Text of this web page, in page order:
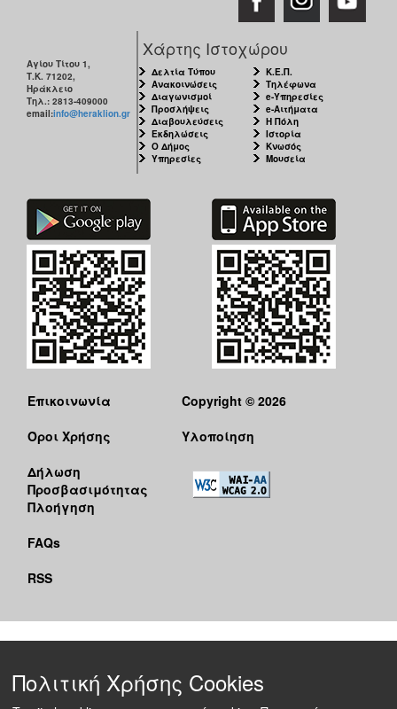
Αγίου Τίτου 1,
Τ.Κ. 71202,
Ηράκλειο
Τηλ.: 2813-409000
email:info@heraklion.gr
Χάρτης Ιστοχώρου
Δελτία Τύπου
Ανακοινώσεις
Διαγωνισμοί
Προσλήψεις
Διαβουλεύσεις
Εκδηλώσεις
Ο Δήμος
Υπηρεσίες
Κ.Ε.Π.
Τηλέφωνα
e-Υπηρεσίες
e-Αιτήματα
Η Πόλη
Ιστορία
Κνωσός
Μουσεία
Επικοινωνία
Όροι Χρήσης
Δήλωση
Προσβασιμότητας
Πλοήγηση
FAQs
RSS
Copyright © 2026
Υλοποίηση
Πολιτική Χρήσης Cookies